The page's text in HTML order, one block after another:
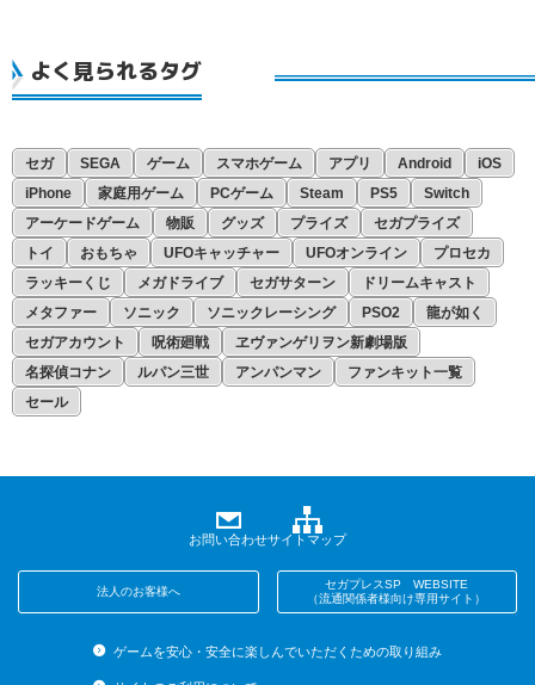
よく見られるタグ
セガ SEGA ゲーム スマホゲーム アプリ Android
iOS
iPhone
家庭用ゲーム PCゲーム Steam PS5
Switch
アーケードゲーム
物販 グッズ プライズ
セガプライズ
トイ
おもちゃ UFOキャッチャー UFOオンライン
プロセカ
ラッキーくじ
メガドライブ セガサターン
ドリームキャスト
メタファー
ソニック ソニックレーシング PSO2
龍が如く
セガアカウント
呪術廻戦
ヱヴァンゲリヲン新劇場版
名探偵コナン
ルパン三世 アンパンマン
ファンキット一覧
セール
お問い合わせサイトマップ
法人のお客様へ
セガプレスSP WEBSITE
（流通関係者様向け専用サイト）
ゲームを安心・安全に楽しんでいただくための取り組み